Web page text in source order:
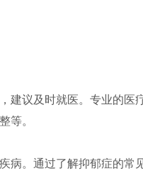
建议及时就医。专业的
等。
病。通过了解抑郁症的